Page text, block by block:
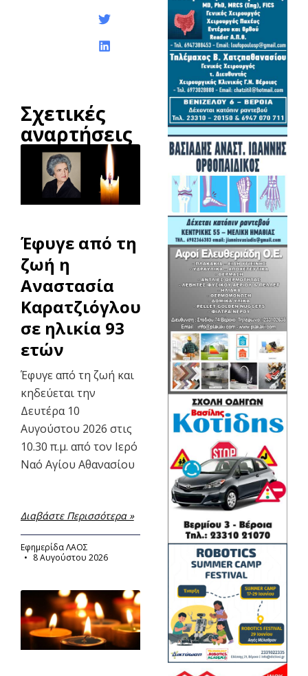
Σχετικές
αναρτήσεις
Έφυγε από τη
ζωή η
Αναστασία
Καρατζιόγλου
σε ηλικία 93
ετών
Έφυγε από τη ζωή και
κηδεύεται την
Δευτέρα 10
Αυγούστου 2026 στις
10.30 π.μ. από τον Ιερό
Ναό Αγίου Αθανασίου
Διαβάστε Περισσότερα »
Εφημερίδα ΛΑΟΣ
8 Αυγούστου 2026